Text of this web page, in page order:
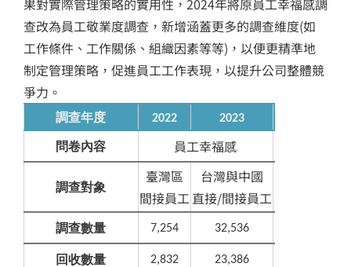
果對實際管理策略的實用性，2024年將原員工幸福感調
查改為員工敬業度調查，新增涵蓋更多的調查維度(如
工作條件、工作關係、組織因素等等)，以便更精準地
制定管理策略，促進員工工作表現，以提升公司整體競
爭力。
調查年度 2022 2023
問卷內容 員工幸福感
調查對象
臺灣區
間接員工
台灣與中國
直接/間接員工
調查數量 7,254 32,536
回收數量 2,832 23,386